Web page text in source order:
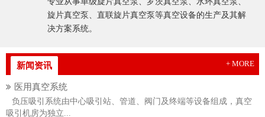
旋片真空泵、直联旋片真空泵等真空设备的生产及其解
决方案系统。
新闻资讯 + MORE
医用真空系统
负压吸引系统由中心吸引站、管道、阀门及终端等设备组成，真空
吸引机房为独立...